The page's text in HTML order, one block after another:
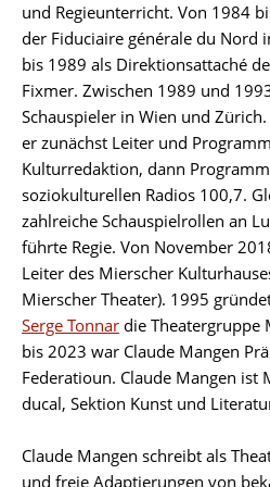
und Regieunterricht. Von 1984
der Fiduciaire générale du Nord
bis 1989 als Direktionsattaché
Fixmer. Zwischen 1989 und
Schauspieler in Wien und
er zunächst Leiter und
Kulturredaktion, dann
soziokulturellen Radios 100,7.
zahlreiche Schauspielrollen an
führte Regie. Von November
Leiter des Mierscher
Mierscher Theater). 1995
Serge Tonnar die Theatergruppe
bis 2023 war Claude Mangen
Federatioun. Claude Mangen ist
ducal, Sektion Kunst und
Claude Mangen schreibt als
und freie Adaptierungen von